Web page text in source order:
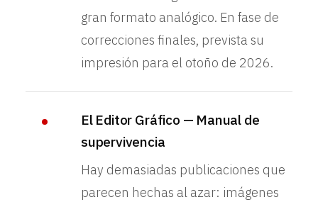
gran formato analógico. En fase de
correcciones finales, prevista su
impresión para el otoño de 2026.
El Editor Gráfico — Manual de
supervivencia
Hay demasiadas publicaciones que
parecen hechas al azar: imágenes